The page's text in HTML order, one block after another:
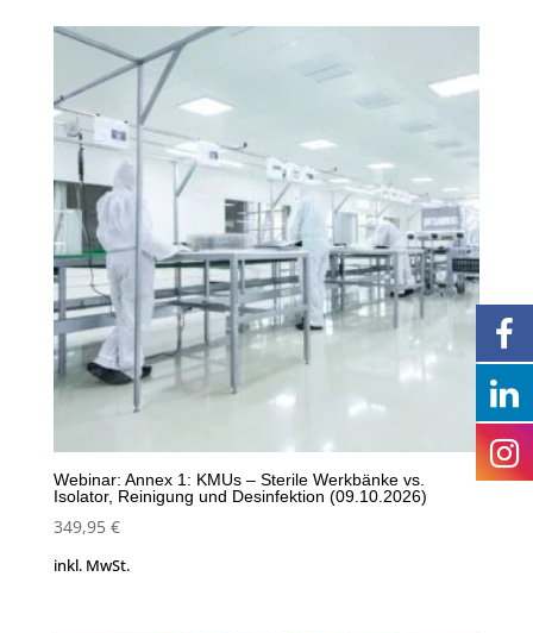
Webinar: Annex 1: KMUs – Sterile Werkbänke vs.
Isolator, Reinigung und Desinfektion (09.10.2026)
349,95 €
inkl. MwSt.